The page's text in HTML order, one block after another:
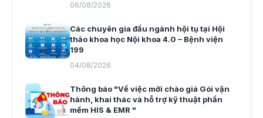
06/08/2026
Các chuyên gia đầu ngành hội tụ tại Hội
thảo khoa học Nội khoa 4.0 – Bệnh viện
199
04/08/2026
Thông báo "Về việc mời chào giá Gói vận
hành, khai thác và hỗ trợ kỹ thuật phần
mềm HIS & EMR "